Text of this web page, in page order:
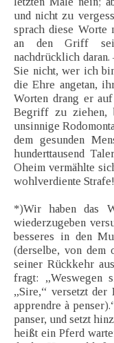
und nicht zu
sprach diese Worte
an den Griff
nachdrücklich
Sie nicht, wer ich
die Ehre angetan,
Worten drang er
Begriff zu ziehen,
unsinnige
dem gesunden
hunderttausend
Oheim vermählte
wohlverdiente Strafe!
*)Wir haben das
wiederzugeben
besseres in den
(derselbe, von dem
seiner Rückkehr
fragt: „Weswegen
„Sire,“ versetzt
apprendre à
panser, und setzt
heißt ein Pferd